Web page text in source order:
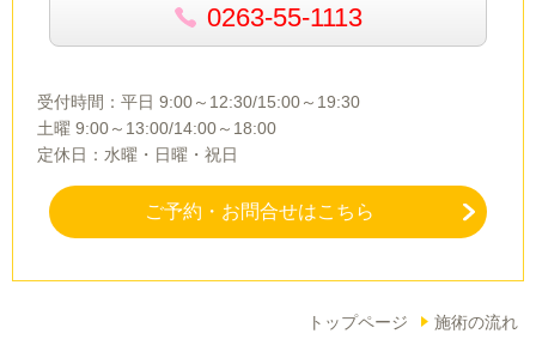
0263-55-1113
受付時間：平日 9:00～12:30/15:00～19:30
土曜 9:00～13:00/14:00～18:00
定休日：水曜・日曜・祝日
ご予約・お問合せはこちら
トップページ 施術の流れ